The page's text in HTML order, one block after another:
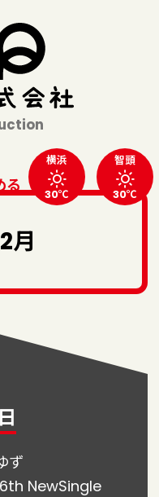
横浜
30℃
智頭
30℃
る
月
ず
NewSingle